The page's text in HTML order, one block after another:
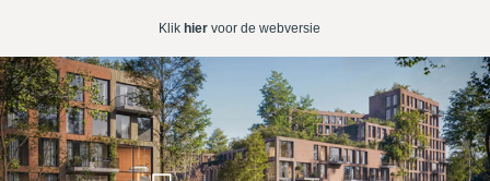
Klik hier voor de webversie